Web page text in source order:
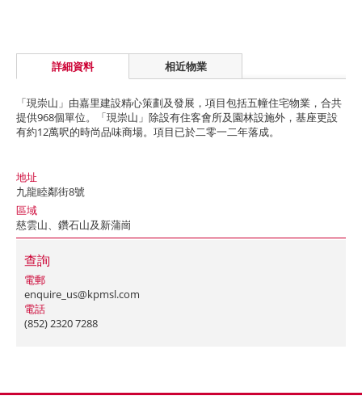
詳細資料 相近物業
「現崇山」由嘉里建設精心策劃及發展，項目包括五幢住宅物業，合共
提供968個單位。「現崇山」除設有住客會所及園林設施外，基座更設
有約12萬呎的時尚品味商場。項目已於二零一二年落成。
地址
九龍睦鄰街8號
區域
慈雲山、鑽石山及新蒲崗
查詢
電郵
enquire_us@kpmsl.com
電話
(852) 2320 7288